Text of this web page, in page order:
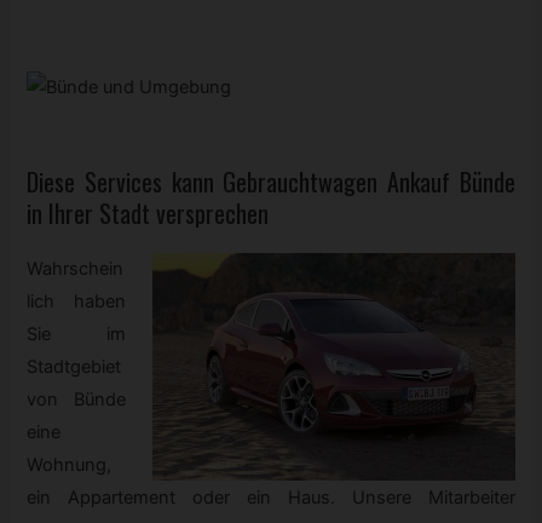
Diese Services kann Gebrauchtwagen Ankauf Bünde
in Ihrer Stadt versprechen
Wahrschein
lich haben
Sie im
Stadtgebiet
von Bünde
eine
Wohnung,
ein Appartement oder ein Haus. Unsere Mitarbeiter